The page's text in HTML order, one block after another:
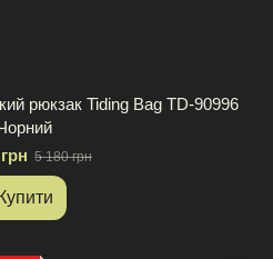
рюкзак Tiding Bag TD-90996
5 180 грн
Купити